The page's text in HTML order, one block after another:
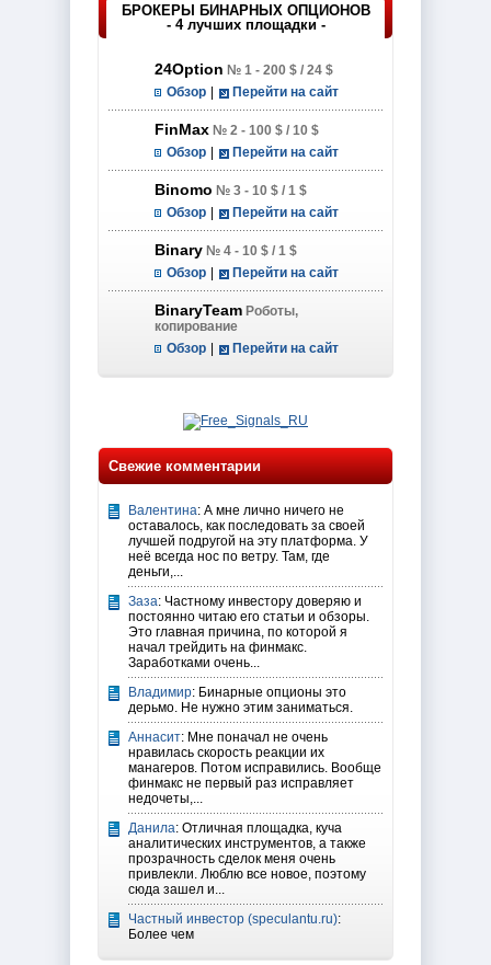
БРОКЕРЫ БИНАРНЫХ ОПЦИОНОВ
- 4 лучших площадки -
24Option № 1 - 200 $ / 24 $
Обзор | Перейти на сайт
FinMax № 2 - 100 $ / 10 $
Обзор | Перейти на сайт
Binomo № 3 - 10 $ / 1 $
Обзор | Перейти на сайт
Binary № 4 - 10 $ / 1 $
Обзор | Перейти на сайт
BinaryTeam Роботы,
копирование
Обзор | Перейти на сайт
Свежие комментарии
Валентина: А мне лично ничего не
оставалось, как последовать за своей
лучшей подругой на эту платформа. У
неё всегда нос по ветру. Там, где
деньги,...
Заза: Частному инвестору доверяю и
постоянно читаю его статьи и обзоры.
Это главная причина, по которой я
начал трейдить на финмакс.
Заработками очень...
Владимир: Бинарные опционы это
дерьмо. Не нужно этим заниматься.
Аннасит: Мне поначал не очень
нравилась скорость реакции их
манагеров. Потом исправились. Вообще
финмакс не первый раз исправляет
недочеты,...
Данила: Отличная площадка, куча
аналитических инструментов, а также
прозрачность сделок меня очень
привлекли. Люблю все новое, поэтому
сюда зашел и...
Частный инвестор (speculantu.ru):
Более чем